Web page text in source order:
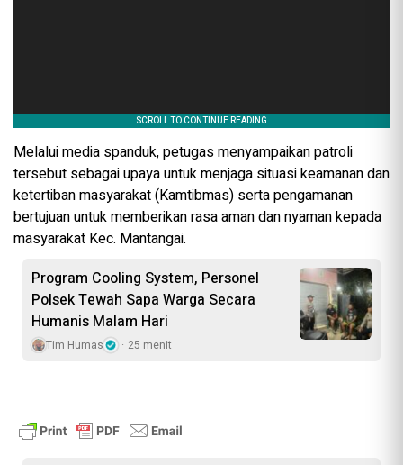
Melalui media spanduk, petugas menyampaikan patroli
tersebut sebagai upaya untuk menjaga situasi keamanan dan
ketertiban masyarakat (Kamtibmas) serta pengamanan
bertujuan untuk memberikan rasa aman dan nyaman kepada
masyarakat Kec. Mantangai.
Program Cooling System, Personel
Polsek Tewah Sapa Warga Secara
Humanis Malam Hari
Tim Humas 25 menit